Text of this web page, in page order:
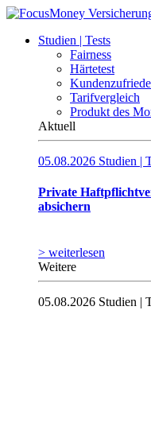
Studien | Tests
Fairness
Härtetest
Tarifvergleich
Produkt des
Aktuell
05.08.2026 Studien |
Private
absichern
> weiterlesen
Weitere
05.08.2026 Studien |